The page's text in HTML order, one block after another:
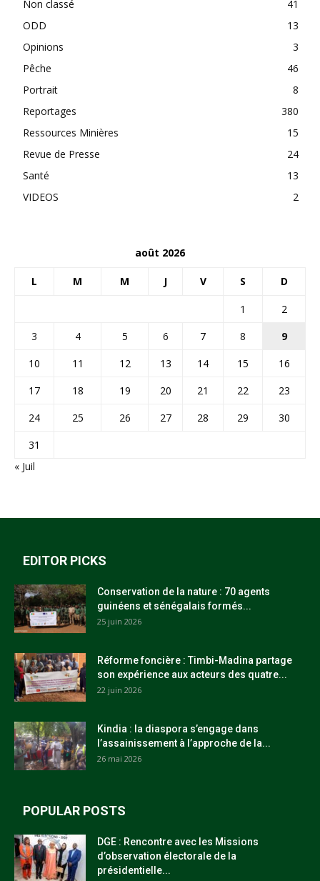
Non classé
41
ODD
13
Opinions
3
Pêche
46
Portrait
8
Reportages
380
Ressources Minières
15
Revue de Presse
24
Santé
13
VIDEOS
2
août 2026
L M M J V S D
1
2
3
4 5 6 7 8
9
10
11 12 13 14 15
16
17
18 19 20 21 22
23
24
25 26 27 28 29
30
31
« Juil
EDITOR PICKS
Conservation de la nature : 70 agents
guinéens et sénégalais formés...
25 juin 2026
Réforme foncière : Timbi-Madina partage
son expérience aux acteurs des quatre...
22 juin 2026
Kindia : la diaspora s’engage dans
l’assainissement à l’approche de la...
26 mai 2026
POPULAR POSTS
DGE : Rencontre avec les Missions
d’observation électorale de la
présidentielle...